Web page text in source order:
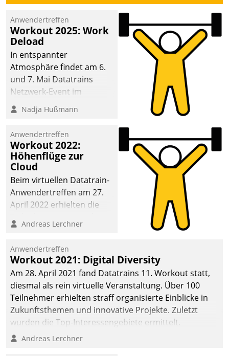
Anwendertreffen
Workout 2025: Work
Deload
In entspannter
Atmosphäre findet am 6.
und 7. Mai Datatrains
Netzwerk-Event im
Kunden- und Partnerkreis
statt. Zentrale Frage: Wie
Mammutprojekte
meistern und Workloads
wuppen – bei zunehmend
anspruchsvollen
Aufgaben und
abnehmendem
Nadja Hußmann
Anwendertreffen
Workout 2022:
Höhenflüge zur
Cloud
Beim virtuellen Datatrain-
Anwendertreffen am 27.
April 2022 erhielten die
Teilnehmer kurzweilige
Cloud-Strategien und -
Lösungen mit hohem
Zukunftspotenzial.
Andreas Lerchner
Anwendertreffen
Workout 2021: Digital Diversity
Am 28. April 2021 fand Datatrains 11. Workout statt,
diesmal als rein virtuelle Veranstaltung. Über 100
Teilnehmer erhielten straff organisierte Einblicke in
Zukunftsthemen und innovative Projekte. Zuletzt
wurden die Top-Interessengebiete ermittelt.
Andreas Lerchner